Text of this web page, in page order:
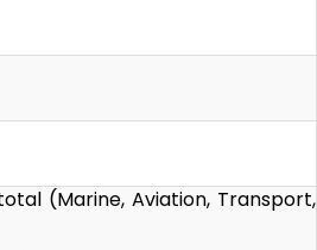
(Marine, Aviation, Transport,